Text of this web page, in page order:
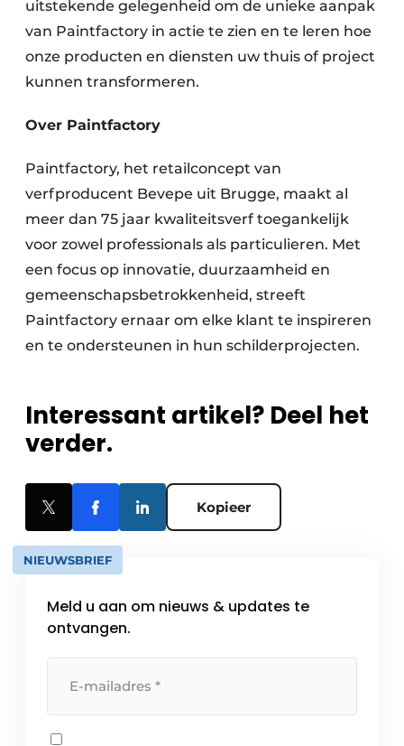
uitstekende gelegenheid om de unieke aanpak
van Paintfactory in actie te zien en te leren hoe
onze producten en diensten uw thuis of project
kunnen transformeren.
Over Paintfactory
Paintfactory, het retailconcept van
verfproducent Bevepe uit Brugge, maakt al
meer dan 75 jaar kwaliteitsverf toegankelijk
voor zowel professionals als particulieren. Met
een focus op innovatie, duurzaamheid en
gemeenschapsbetrokkenheid, streeft
Paintfactory ernaar om elke klant te inspireren
en te ondersteunen in hun schilderprojecten.
Interessant artikel? Deel het
verder.
Kopieer
NIEUWSBRIEF
Meld u aan om nieuws & updates te
ontvangen.